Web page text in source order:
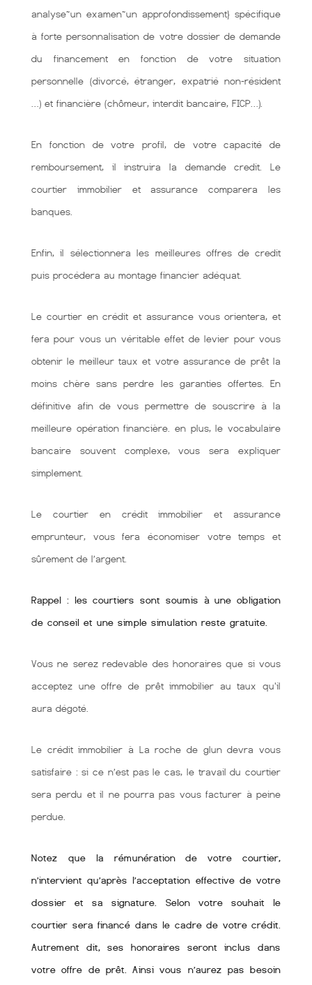
analyse~un examen~un approfondissement} spécifique
à forte personnalisation de votre dossier de demande
du financement en fonction de votre situation
personnelle (divorcé, étranger, expatrié non-résident
…) et financière (chômeur, interdit bancaire, FICP…).
En fonction de votre profil, de votre capacité de
remboursement, il instruira la demande credit. Le
courtier immobilier et assurance comparera les
banques.
Enfin, il sélectionnera les meilleures offres de credit
puis procédera au montage financier adéquat.
Le courtier en crédit et assurance vous orientera, et
fera pour vous un véritable effet de levier pour vous
obtenir le meilleur taux et votre assurance de prêt la
moins chère sans perdre les garanties offertes. En
définitive afin de vous permettre de souscrire à la
meilleure opération financière. en plus, le vocabulaire
bancaire souvent complexe, vous sera expliquer
simplement.
Le courtier en crédit immobilier et assurance
emprunteur, vous fera économiser votre temps et
sûrement de l’argent.
Rappel : les courtiers sont soumis à une obligation
de conseil et une simple simulation reste gratuite.
Vous ne serez redevable des honoraires que si vous
acceptez une offre de prêt immobilier au taux qu'il
aura dégoté.
Le crédit immobilier à La roche de glun devra vous
satisfaire : si ce n’est pas le cas, le travail du courtier
sera perdu et il ne pourra pas vous facturer à peine
perdue.
Notez que la rémunération de votre courtier,
n’intervient qu’après l’acceptation effective de votre
dossier et sa signature. Selon votre souhait le
courtier sera financé dans le cadre de votre crédit.
Autrement dit, ses honoraires seront inclus dans
votre offre de prêt. Ainsi vous n’aurez pas besoin